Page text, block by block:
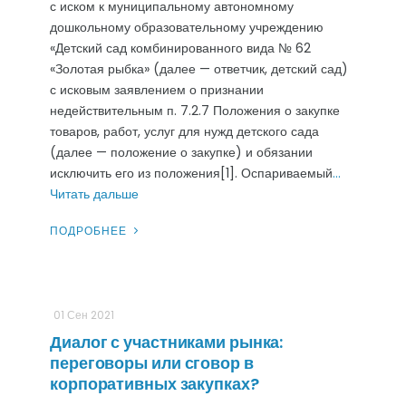
с иском к муниципальному автономному
дошкольному образовательному учреждению
«Детский сад комбинированного вида № 62
«Золотая рыбка» (далее — ответчик, детский сад)
с исковым заявлением о признании
недействительным п. 7.2.7 Положения о закупке
товаров, работ, услуг для нужд детского сада
(далее — положение о закупке) и обязании
исключить его из положения[1]. Оспариваемый…
Читать дальше
ПОДРОБНЕЕ
01 Сен 2021
Диалог с участниками рынка:
переговоры или сговор в
корпоративных закупках?